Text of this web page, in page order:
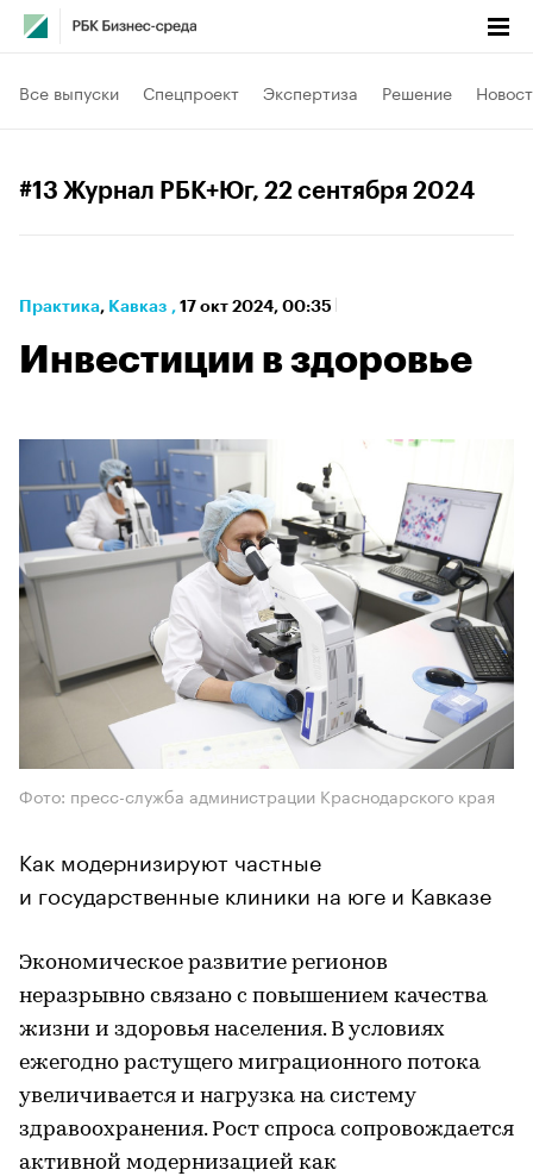
Все выпуски Спецпроект Экспертиза Решение
#13 Журнал РБК+Юг, 22 сентября 2024
Практика⁠, Кавказ , 17 окт 2024, 00:35
Инвестиции в здоровье
Фото: пресс-служба администрации Краснодарского края
Как модернизируют частные
и государственные клиники на юге и Кавказе
Экономическое развитие регионов
неразрывно связано с повышением качества
жизни и здоровья населения. В условиях
ежегодно растущего миграционного потока
увеличивается и нагрузка на систему
здравоохранения. Рост спроса сопровождается
активной модернизацией как